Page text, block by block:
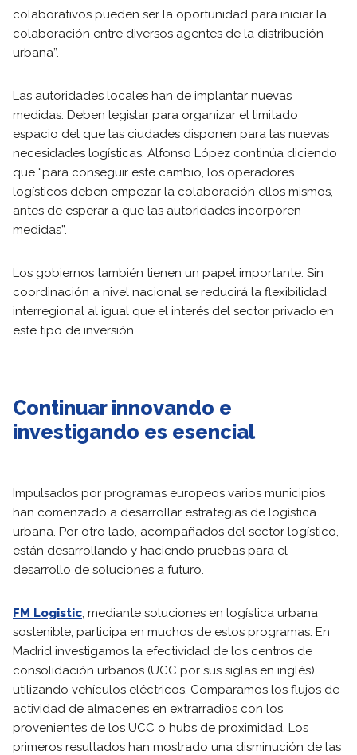
colaborativos pueden ser la oportunidad para iniciar la
colaboración entre diversos agentes de la distribución
urbana”.
Las autoridades locales han de implantar nuevas
medidas. Deben legislar para organizar el limitado
espacio del que las ciudades disponen para las nuevas
necesidades logísticas. Alfonso López continúa diciendo
que “para conseguir este cambio, los operadores
logísticos deben empezar la colaboración ellos mismos,
antes de esperar a que las autoridades incorporen
medidas”.
Los gobiernos también tienen un papel importante. Sin
coordinación a nivel nacional se reducirá la flexibilidad
interregional al igual que el interés del sector privado en
este tipo de inversión.
Continuar innovando e
investigando es esencial
Impulsados por programas europeos varios municipios
han comenzado a desarrollar estrategias de logística
urbana. Por otro lado, acompañados del sector logístico,
están desarrollando y haciendo pruebas para el
desarrollo de soluciones a futuro.
FM Logistic, mediante soluciones en logística urbana
sostenible, participa en muchos de estos programas. En
Madrid investigamos la efectividad de los centros de
consolidación urbanos (UCC por sus siglas en inglés)
utilizando vehículos eléctricos. Comparamos los flujos de
actividad de almacenes en extrarradios con los
provenientes de los UCC o hubs de proximidad. Los
primeros resultados han mostrado una disminución de las